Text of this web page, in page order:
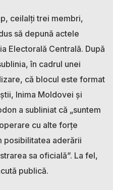
ceilalți trei membri,
să depună actele
Electorală Centrală. După
în cadrul unei
că blocul este format
Inima Moldovei și
a subliniat că „suntem
cu alte forțe
posibilitatea aderării
sa oficială”. La fel,
publică.